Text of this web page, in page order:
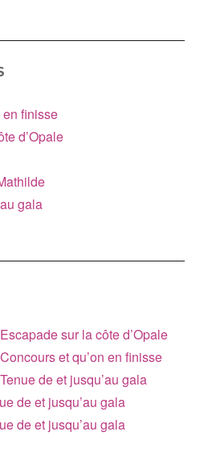
en finisse
d’Opale
gala
Escapade sur la côte d’Opale
Concours et qu’on en finisse
Tenue de et jusqu’au gala
de et jusqu’au gala
de et jusqu’au gala